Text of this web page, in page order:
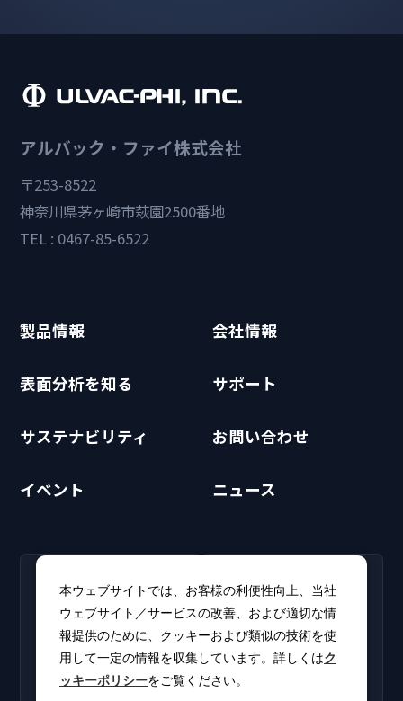
アルバック・ファイ株式会社
〒253-8522
神奈川県茅ヶ崎市萩園2500番地
TEL : 0467-85-6522
製品情報 会社情報
表面分析を知る サポート
サステナビリティ お問い合わせ
イベント ニュース
採用情報
新卒・キャリア採用情報を
掲載しています。
CLUB PHI（会員専
用）
ソフトウェアアップデート
やカタログをダウンロー
ド。
本ウェブサイトでは、お客様の利便性向上、当社
ウェブサイト／サービスの改善、および適切な情
報提供のために、クッキーおよび類似の技術を使
用して一定の情報を収集しています。詳しくはク
ッキーポリシーをご覧ください。